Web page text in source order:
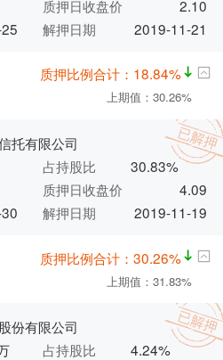
质押日收盘价
2.10
解押日期 2019-11-21
质押比例合计：18.84%
上期值：30.26%
托有限公司
占持股比
30.83%
质押日收盘价
4.09
解押日期 2019-11-19
质押比例合计：30.26%
上期值：31.83%
份有限公司
占持股比
4.24%